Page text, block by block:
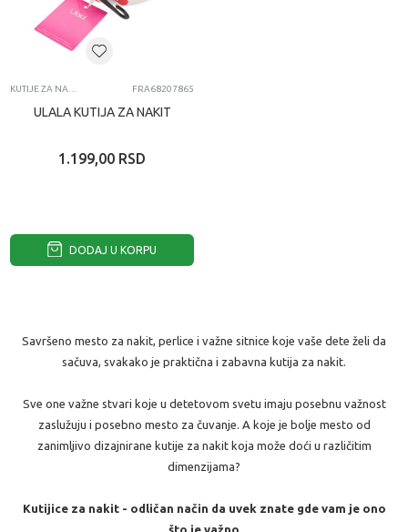
FRA68207865
ULALA KUTIJA ZA NAKIT
1.199,00 RSD
DODAJ U KORPU
Savršeno mesto za nakit, perlice i važne sitnice koje vaše dete želi da
sačuva, svakako je praktična i zabavna kutija za nakit.
Sve one važne stvari koje u detetovom svetu imaju posebnu važnost
zaslužuju i posebno mesto za čuvanje. A koje je bolje mesto od
zanimljivo dizajnirane kutije za nakit koja može doći u različitim
dimenzijama?
Kutijice za nakit - odličan način da uvek znate gde vam je ono
što je važno